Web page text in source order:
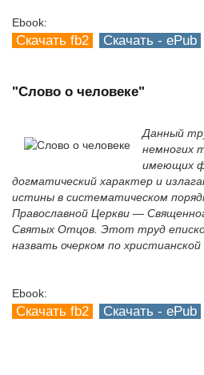
Ebook:
Скачать fb2 Скачать - ePub
"Слово о человеке"
Данный
немногих
имеющих
догматический характер и
истины в систематическом
Православной Церкви —
Святых Отцов. Этот труд
назвать очерком по
Ebook:
Скачать fb2 Скачать - ePub